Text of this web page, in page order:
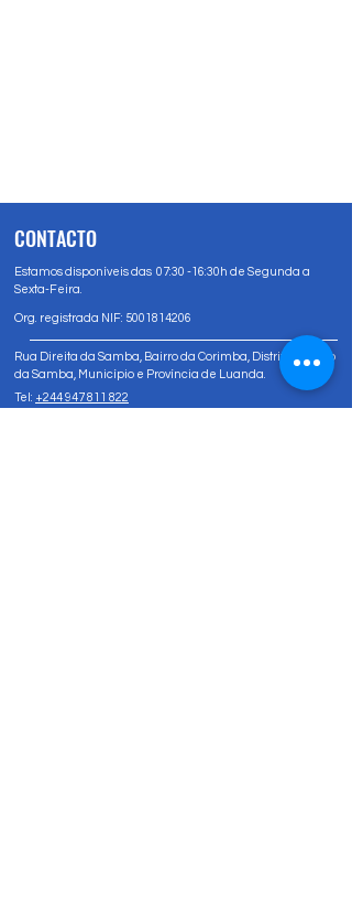
CONTACTO
Estamos disponíveis das 07:30 -16:30h de Segunda a
Sexta-Feira.
Org. registrada NIF: 5001814206
Rua Direita da Samba, Bairro da Corimba, Distrito Urbano
da Samba, Município e Província de Luanda.
Tel: +244 947 811 822